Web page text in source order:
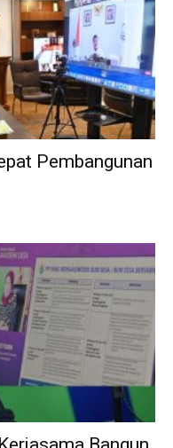
Pembangunan